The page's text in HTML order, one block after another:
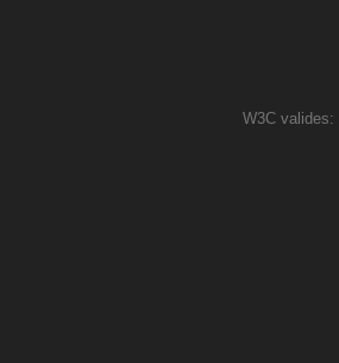
W3C valides: